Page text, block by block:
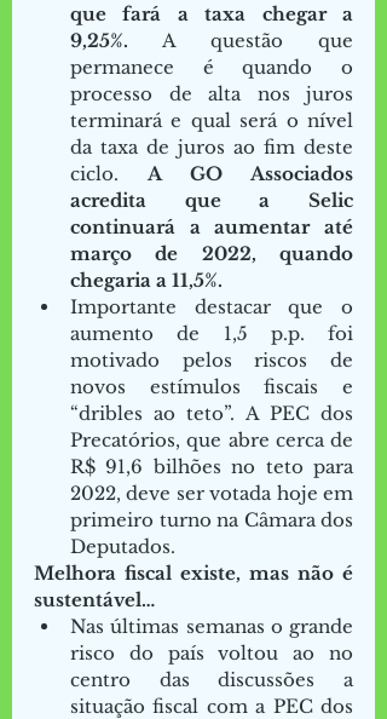
que fará a taxa chegar a
9,25%. A questão que
permanece é quando o
processo de alta nos juros
terminará e qual será o nível
da taxa de juros ao fim deste
ciclo. A GO Associados
acredita que a Selic
continuará a aumentar até
março de 2022, quando
chegaria a 11,5%.
Importante destacar que o
aumento de 1,5 p.p. foi
motivado pelos riscos de
novos estímulos fiscais e
“dribles ao teto”. A PEC dos
Precatórios, que abre cerca de
R$ 91,6 bilhões no teto para
2022, deve ser votada hoje em
primeiro turno na Câmara dos
Deputados.
Melhora fiscal existe, mas não é
sustentável…
Nas últimas semanas o grande
risco do país voltou ao no
centro das discussões a
situação fiscal com a PEC dos